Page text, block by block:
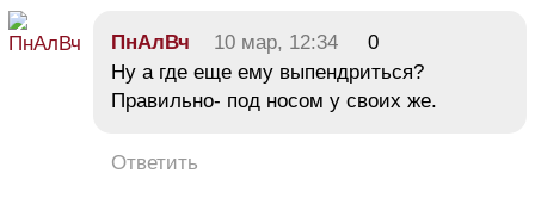
ПнАлВч 10 мар, 12:34
0
Ну а где еще ему выпендриться?
Правильно- под носом у своих же.
Ответить